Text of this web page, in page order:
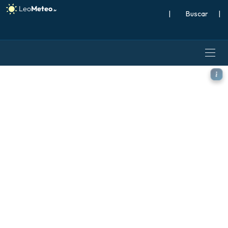
| |
ECMWF IFS 0,25° modelo